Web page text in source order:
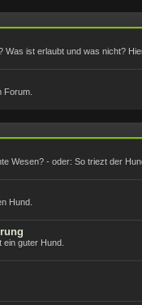
ist erlaubt und was nicht?
Forum.
Wesen? - oder: So triezt der
Hund.
guter Hund.